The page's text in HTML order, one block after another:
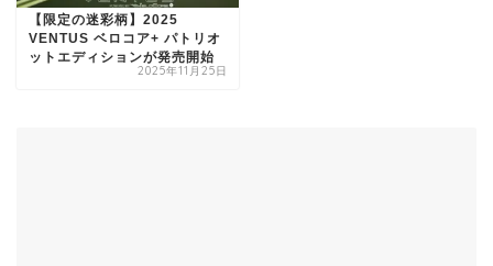
【限定の迷彩柄】2025
VENTUS ベロコア+ パトリオ
ットエディションが発売開始
2025年11月25日